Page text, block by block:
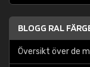
BLOGG RAL
Översikt över de